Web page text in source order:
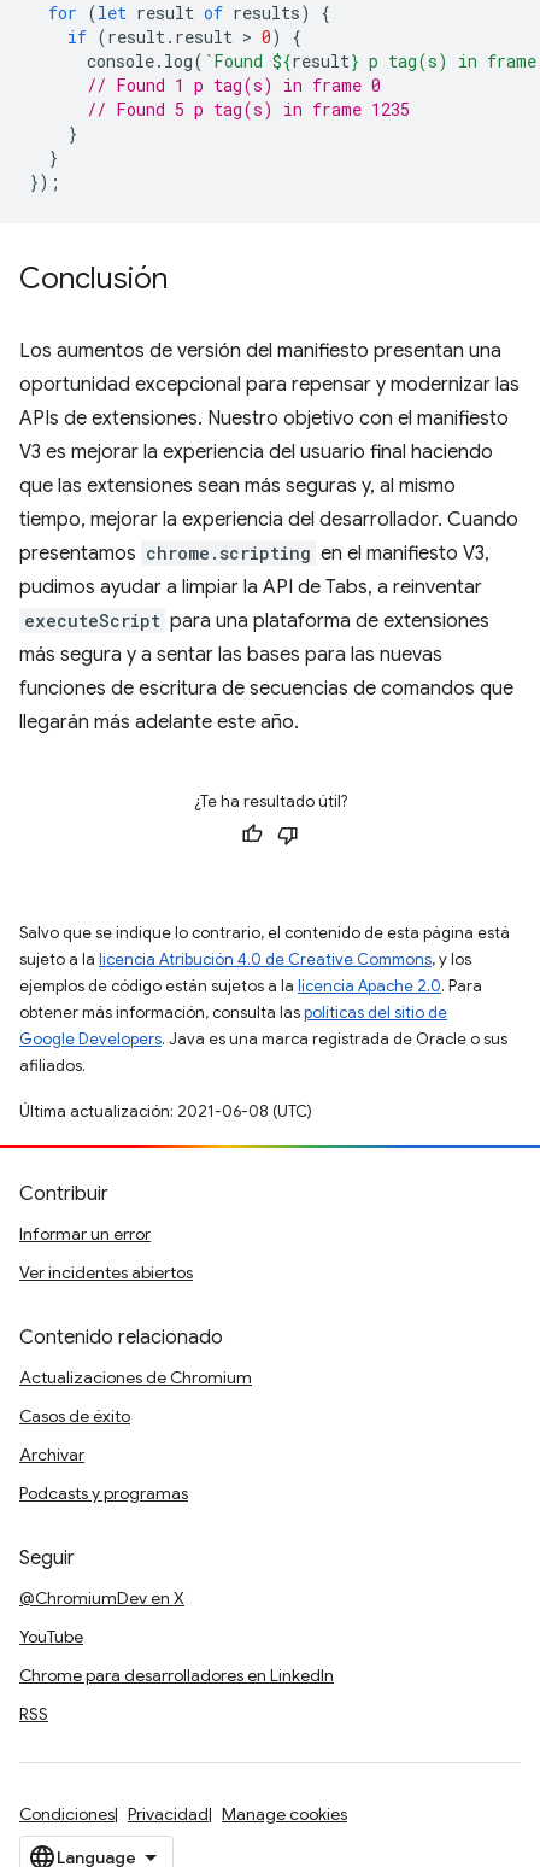
for (let result of results)
{
if (result. result > 0)
{
console. log( `Found ${result} p tag(s) in
// Found 1 p tag(s) in frame 0
// Found 5 p tag(s) in frame 1235
}
}
});
Conclusión
Los aumentos de versión del manifiesto presentan una
oportunidad excepcional para repensar y modernizar las
APIs de extensiones. Nuestro objetivo con el manifiesto
V3 es mejorar la experiencia del usuario final haciendo
que las extensiones sean más seguras y, al mismo
tiempo, mejorar la experiencia del desarrollador. Cuando
presentamos chrome.scripting en el manifiesto V3,
pudimos ayudar a limpiar la API de Tabs, a reinventar
executeScript para una plataforma de extensiones
más segura y a sentar las bases para las nuevas
funciones de escritura de secuencias de comandos que
llegarán más adelante este año.
¿Te ha resultado útil?
Salvo que se indique lo contrario, el contenido de esta página está
sujeto a la licencia Atribución 4.0 de Creative Commons, y los
ejemplos de código están sujetos a la licencia Apache 2.0. Para
obtener más información, consulta laspolíticas del sitio de
Google Developers. Java es una marca registrada de Oracle o sus
afiliados.
Última actualización: 2021-06-08 (UTC)
Contribuir
Informar un error
Ver incidentes abiertos
Contenido relacionado
Actualizaciones de Chromium
Casos de éxito
Archivar
Podcasts y programas
Seguir
@ChromiumDev en X
YouTube
Chrome para desarrolladores en LinkedIn
RSS
Condiciones Privacidad Manage cookies